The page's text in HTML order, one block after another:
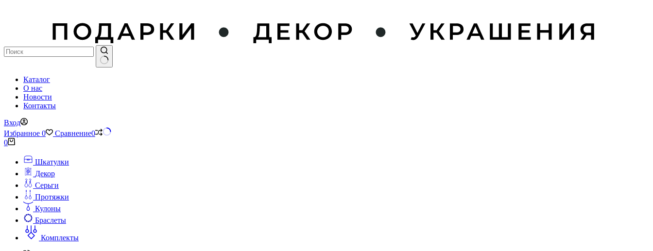
найдено
Каталог
О нас
Новости
Контакты
Вход
Избранное 0 Сравнение0
Корзина
0
Шкатулки
Декор
Серьги
Протяжки
Кулоны
Браслеты
Комплекты